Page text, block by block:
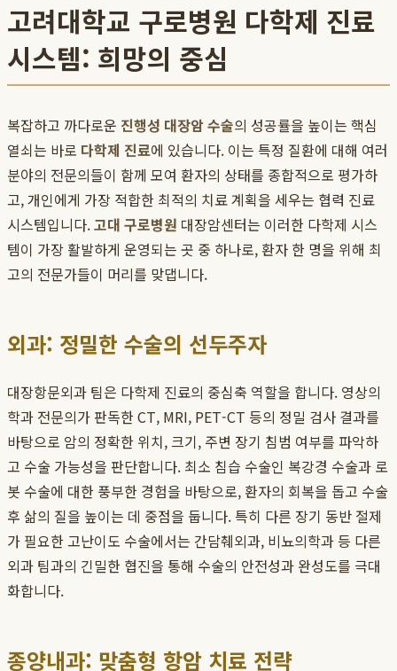
고려대학교 구로병원 다학제 진료
시스템: 희망의 중심
복잡하고 까다로운 진행성 대장암 수술의 성공률을 높이는 핵심
열쇠는 바로 다학제 진료에 있습니다. 이는 특정 질환에 대해 여러
분야의 전문의들이 함께 모여 환자의 상태를 종합적으로 평가하
고, 개인에게 가장 적합한 최적의 치료 계획을 세우는 협력 진료
시스템입니다.고대 구로병원 대장암센터는 이러한 다학제 시스
템이 가장 활발하게 운영되는 곳 중 하나로, 환자 한 명을 위해 최
고의 전문가들이 머리를 맞댑니다.
외과: 정밀한 수술의 선두주자
대장항문외과 팀은 다학제 진료의 중심축 역할을 합니다. 영상의
학과 전문의가 판독한 CT, MRI, PET-CT 등의 정밀 검사 결과를
바탕으로 암의 정확한 위치, 크기, 주변 장기 침범 여부를 파악하
고 수술 가능성을 판단합니다. 최소 침습 수술인 복강경 수술과 로
봇 수술에 대한 풍부한 경험을 바탕으로, 환자의 회복을 돕고 수술
후 삶의 질을 높이는 데 중점을 둡니다. 특히 다른 장기 동반 절제
가 필요한 고난이도 수술에서는 간담췌외과, 비뇨의학과 등 다른
외과 팀과의 긴밀한 협진을 통해 수술의 안전성과 완성도를 극대
화합니다.
종양내과: 맞춤형 항암 치료 전략